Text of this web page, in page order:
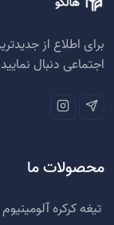
برای اطلاع از
اجتماعی دنبال
محصولات ما
تیغه کرکره آلومینیوم